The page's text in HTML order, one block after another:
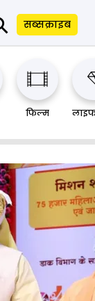
सब्सक्राइब
फिल्म